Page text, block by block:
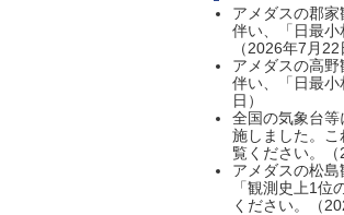
アメダスの郡
伴い、「日最小
（2026年7月22
アメダスの高
伴い、「日最
日）
全国の気象台
施しました。
覧ください。（
アメダスの松
「観測史上1
ください。（